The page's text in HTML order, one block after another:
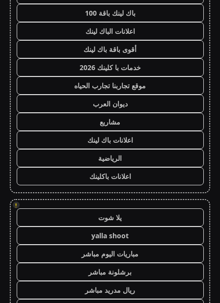
باك لينك باقة 100
اعلانات الباك لينك
أقوى باقة باك لينك
خدمات با كلينك 2026
موقع تجاربنا تجارب الحياه
ديوان العرب
مشاريع
اعلانات باك لينك
الرياضية
اعلانات باكلينك
!
يلا شوت
yalla shoot
مباريات اليوم مباشر
برشلونة مباشر
ريال مدريد مباشر